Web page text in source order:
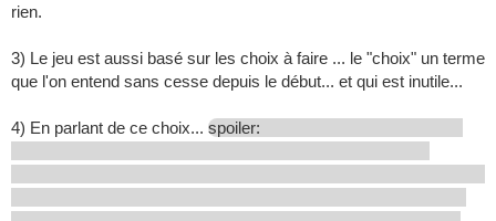
rien.
3) Le jeu est aussi basé sur les choix à faire ... le "choix" un terme
que l'on entend sans cesse depuis le début... et qui est inutile...
4) En parlant de ce choix... spoiler: